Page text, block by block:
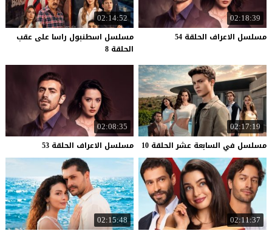
02:18:39
مسلسل الاعراف الحلقة 54
02:14:52
مسلسل اسطنبول راسا على عقب
الحلقة 8
02:17:19
مسلسل في السابعة عشر الحلقة 10
02:08:35
مسلسل الاعراف الحلقة 53
02:11:37
02:15:48